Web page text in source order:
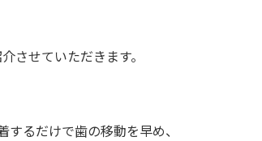
させていただきます。
るだけで歯の移動を早め、